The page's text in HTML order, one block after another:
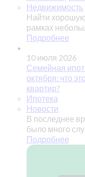
Недвижимость
Найти
рамках
Подробнее
10 июля 2026
Семейная
октября: что
квартир?
Ипотека
Новости
В последнее
было много
Подробнее